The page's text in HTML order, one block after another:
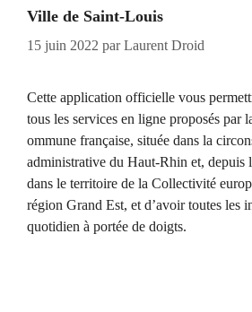
Ville de Saint-Louis
15 juin 2022 parLaurent Droid
Cette application officielle vous
tous les services en ligne proposés par
ommune française, située dans la
administrative du Haut-Rhin et, depuis
dans le territoire de la Collectivité
région Grand Est, et d’avoir toutes les
quotidien à portée de doigts.